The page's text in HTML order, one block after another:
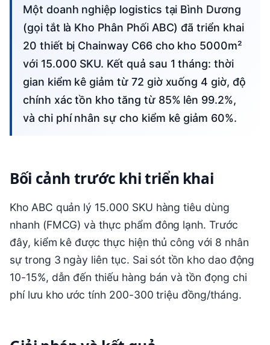
Một doanh nghiệp logistics tại Bình Dương
(gọi tắt là Kho Phân Phối ABC) đã triển khai
20 thiết bị Chainway C66 cho kho 5000m²
với 15.000 SKU. Kết quả sau 1 tháng: thời
gian kiểm kê giảm từ 72 giờ xuống 4 giờ, độ
chính xác tồn kho tăng từ 85% lên 99.2%,
và chi phí nhân sự cho kiểm kê giảm 60%.
Bối cảnh trước khi triển khai
Kho ABC quản lý 15.000 SKU hàng tiêu dùng
nhanh (FMCG) và thực phẩm đông lạnh. Trước
đây, kiểm kê được thực hiện thủ công với 8 nhân
sự trong 3 ngày liên tục. Sai sót tồn kho dao động
10-15%, dẫn đến thiếu hàng bán và tồn đọng chi
phí lưu kho ước tính 200-300 triệu đồng/tháng.